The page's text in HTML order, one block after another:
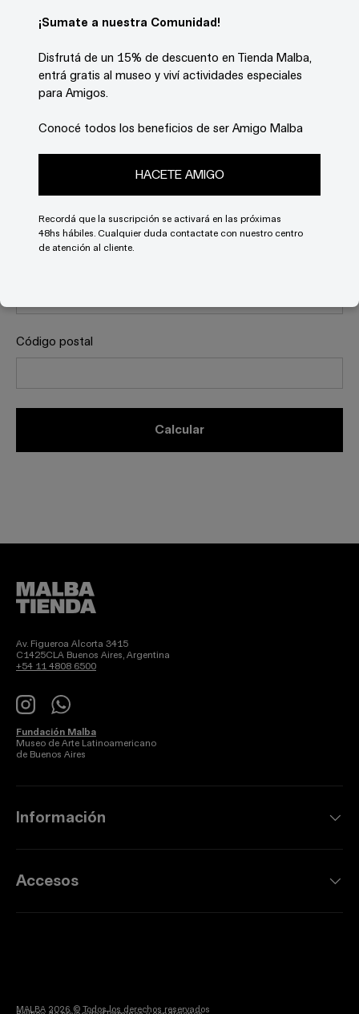
(1968) de Edgardo Giménez, exhibida en la
Malba del 25 de agosto al 13 de noviembre de
2023.
Medidas: 50 x 70 cm
Estimar gastos de envío
Código postal
calcular
¡Sumate a nuestra Comunidad!
Disfrutá de un 15% de descuento en Tienda Malba,
entrá gratis al museo y viví actividades especiales
para Amigos.
Conocé todos los beneficios de ser Amigo Malba
HACETE AMIGO
Recordá que la suscripción se activará en las próximas
48hs hábiles. Cualquier duda contactate con nuestro centro
de atención al cliente.
Av. Figueroa Alcorta 3415
C1425CLA Buenos Aires, Argentina
+54 11 4808 6500
InstagramWhatsApp
Fundación Malba
Museo de Arte Latinoamericano
de Buenos Aires
Información
Accesos
MALBA 2026 © Todos los derechos reservados